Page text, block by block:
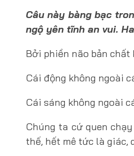
Câu này bàng bạc
ngộ yên tĩnh an vui.
Bởi phiền não bản
Cái động không ngoài
Cái sáng không ngoài
Chúng ta cứ quen
thế, hết mê tức là giác,